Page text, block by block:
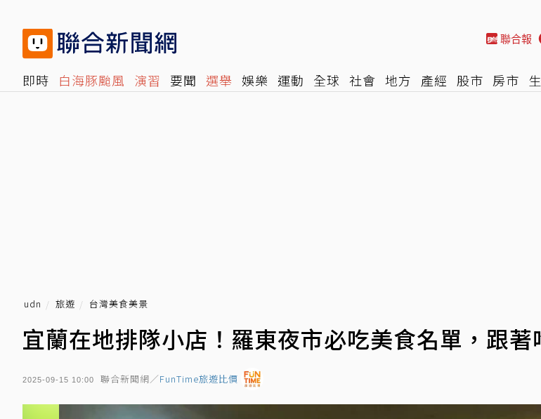
聯合報
即時 白海豚颱風 演習 要聞 選舉 娛樂 運動 全球 社會 地方 產經 股市 房市
udn 旅遊 台灣美食美景
宜蘭在地排隊小店！羅東夜市必吃美食名單，跟著
2025-09-15 10:00 聯合新聞網／FunTime旅遊比價